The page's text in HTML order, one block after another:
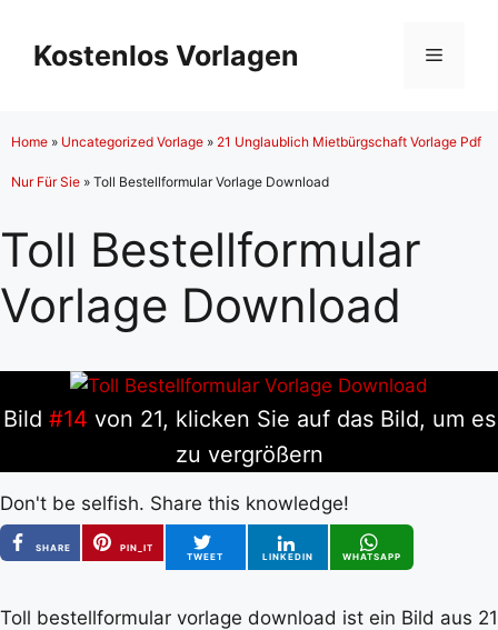
Inhalt
springen
Kostenlos Vorlagen Menü
Home » Uncategorized Vorlage » 21 Unglaublich Mietbürgschaft Vorlage Pdf
Nur Für Sie » Toll Bestellformular Vorlage Download
Toll Bestellformular
Vorlage Download
Bild #14 von 21, klicken Sie auf das Bild, um es
zu vergrößern
Don't be selfish. Share this knowledge!
SHARE
PIN_IT
TWEET
LINKEDIN WHATSAPP
Toll bestellformular vorlage download ist ein Bild aus 21